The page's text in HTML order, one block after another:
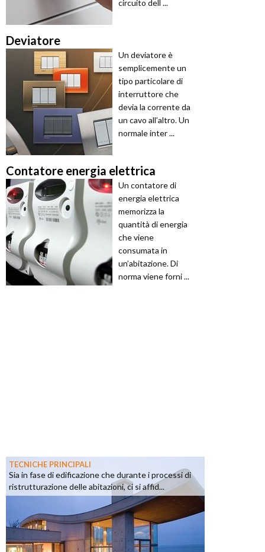
circuito dell ...
Deviatore
Un deviatore è
semplicemente un
tipo particolare di
interruttore che
devia la corrente da
un cavo all’altro. Un
normale inter ...
Contatore energia elettrica
Un contatore di
energia elettrica
memorizza la
quantità di energia
che viene
consumata in
un’abitazione. Di
norma viene forni ...
TECNICHE PRINCIPALI
Sia in fase di edificazione che durante i processi di
ristrutturazione delle abitazioni, ci si affid...